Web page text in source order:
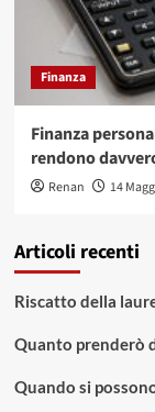
Finanza
Finanza
rendono
Renan 14
Articoli recenti
Riscatto della
Quanto prenderò
Quando si